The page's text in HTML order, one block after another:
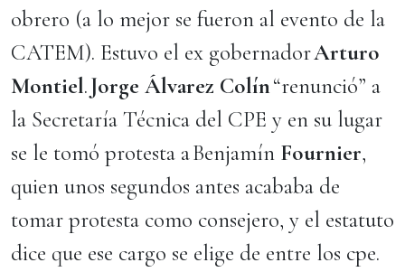
obrero (a lo mejor se fueron al evento de la
CATEM). Estuvo el ex gobernadorArturo
Montiel.Jorge Álvarez Colín“renunció” a
la Secretaría Técnica del CPE y en su lugar
se le tomó protesta a Benjamín Fournier,
quien unos segundos antes acababa de
tomar protesta como consejero, y el estatuto
dice que ese cargo se elige de entre los cpe.